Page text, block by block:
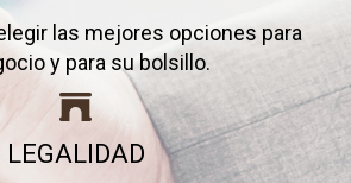
las mejores opciones para
y para su bolsillo.
LEGALIDAD